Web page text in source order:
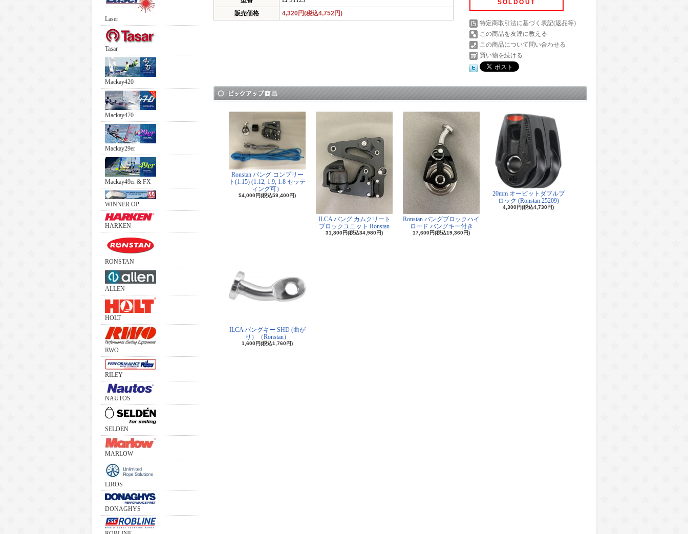
Laser
Tasar
Mackay420
Mackay470
Mackay29er
Mackay49er & FX
WINNER OP
HARKEN
RONSTAN
ALLEN
HOLT
RWO
RILEY
NAUTOS
SELDEN
MARLOW
LIROS
DONAGHYS
販売価格
4,320円(税込4,752円)
SOLDOUT
特定商取引法に基づく表記(返品等)
この商品を友達に教える
この商品について問い合わせる
買い物を続ける
Ronstan バング コンプリー
ト(1:15) (1:12, 1:9, 1:8 セッテ
ィング可）
54,000円(税込59,400円)
ILCA バング カムクリート
ブロックユニット Ronstan
31,800円(税込34,980円)
Ronstan バングブロックハイ
ロード バングキー付き
17,600円(税込19,360円)
20mm オービットダブルブ
ロック (Ronstan 25209)
4,300円(税込4,730円)
ILCA バングキー SHD (曲が
り）（Ronstan）
1,600円(税込1,760円)